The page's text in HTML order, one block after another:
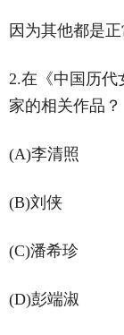
因为其他都是正
2.在《中国历代
家的相关作品？
(A)李清照
(B)刘侠
(C)潘希珍
(D)彭端淑